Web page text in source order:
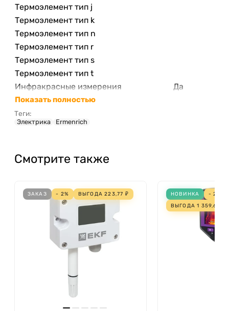
Термоэлемент тип j
Термоэлемент тип k
Термоэлемент тип n
Термоэлемент тип r
Термоэлемент тип s
Термоэлемент тип t
Инфракрасные измерения
Да
Внешний датчик
Показать полностью
Теги:
Электрика Ermenrich
Смотрите также
ЗАКАЗ - 2% ВЫГОДА223,77 ₽ НОВИНКА
- 2%
ВЫГОДА1 359,60